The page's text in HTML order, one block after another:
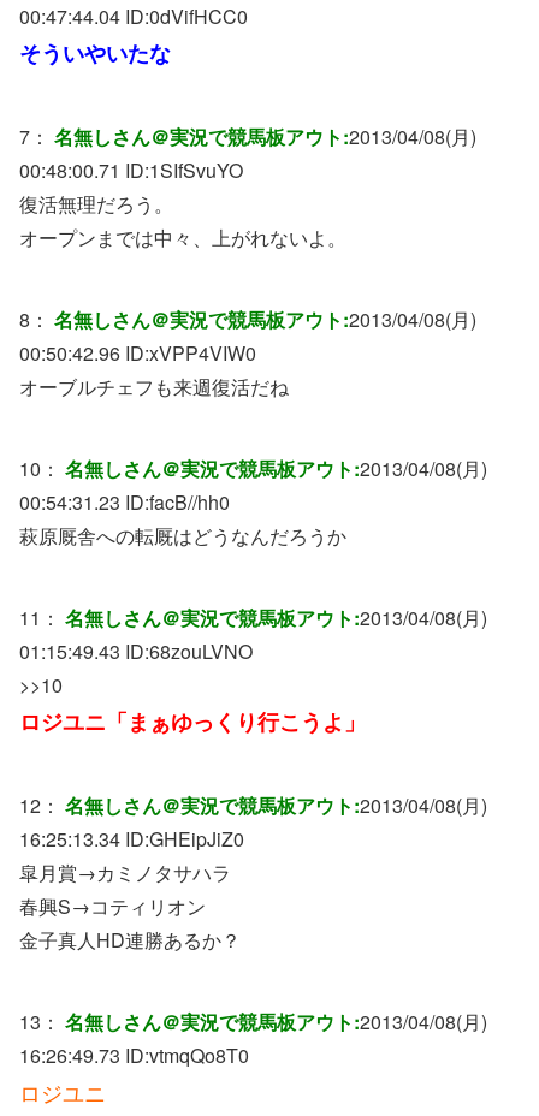
00:47:44.04 ID:0dVifHCC0
そういやいたな
7： 名無しさん＠実況で競馬板アウト:2013/04/08(月)
00:48:00.71 ID:1SIfSvuYO
復活無理だろう。
オープンまでは中々、上がれないよ。
8： 名無しさん＠実況で競馬板アウト:2013/04/08(月)
00:50:42.96 ID:xVPP4VIW0
オーブルチェフも来週復活だね
10： 名無しさん＠実況で競馬板アウト:2013/04/08(月)
00:54:31.23 ID:facB//hh0
萩原厩舎への転厩はどうなんだろうか
11： 名無しさん＠実況で競馬板アウト:2013/04/08(月)
01:15:49.43 ID:68zouLVNO
>>10
ロジユニ「まぁゆっくり行こうよ」
12： 名無しさん＠実況で競馬板アウト:2013/04/08(月)
16:25:13.34 ID:GHEipJiZ0
皐月賞→カミノタサハラ
春興S→コティリオン
金子真人HD連勝あるか？
13： 名無しさん＠実況で競馬板アウト:2013/04/08(月)
16:26:49.73 ID:vtmqQo8T0
ロジユニ